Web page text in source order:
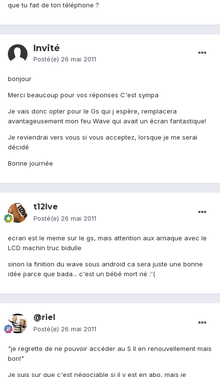
que tu fait de ton téléphone ?
Invité
Posté(e) 26 mai 2011
bonjour
Merci beaucoup pour vos réponses C'est sympa
Je vais donc opter pour le Gs qui j espère, remplacera
avantageusement mon feu Wave qui avait un écran fantastique!
Je reviendrai vers vous si vous acceptez, lorsque je me serai
décidé
Bonne journée
t12lve
Posté(e) 26 mai 2011
ecran est le meme sur le gs, mais attention aux arnaque avec le
LCD machin truc bidulle
sinon la finition du wave sous android ca sera juste une bonne
idée parce que bada... c'est un bébé mort né :'(
@riel
Posté(e) 26 mai 2011
"je regrette de ne pouvoir accéder au S II en renouvellement mais
bon!"
Je suis sur que c'est négociable si il y est en abo, mais je